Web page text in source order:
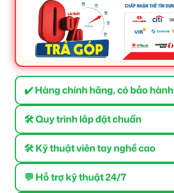
✔️ Hàng chính hãng, có bảo hành
🛠 Quy trình lắp đặt chuẩn
🛠 Kỹ thuật viên tay nghề cao
💬 Hỗ trợ kỹ thuật 24/7